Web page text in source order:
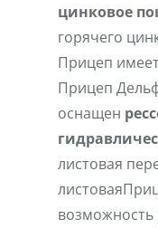
цинковое
горячего
Прицеп
Прицеп
оснащен
листовая
возможность